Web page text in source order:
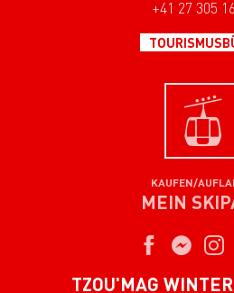
+41 27 305
KAUFEN/
MEIN
TZOU'MAG